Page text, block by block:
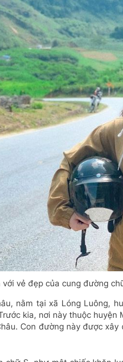
với vẻ đẹp của cung đường
nằm tại xã Lóng Luông,
kia, nơi này thuộc huyện
Con đường này được